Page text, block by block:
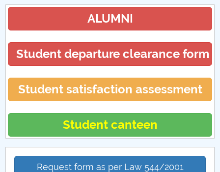
ALUMNI
Student departure clearance form
Student satisfaction assessment
Student canteen
Request form as per Law 544/2001